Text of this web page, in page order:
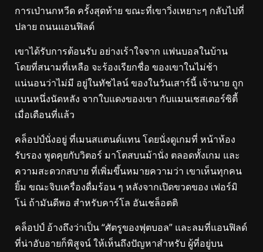
การเป่านกหวีด ครั้งสุดท้าย ขณะที่เขาวิ่งเหยาะๆ กลับไปที่
ปลาย ถนนแอนฟิลด์
เขาได้รับการต้อนรับ อย่างเร้าใจจาก แฟนบอลในบ้าน
โดยที่สนามที่เหลือ จะร้องเรียกชื่อ ของเขาในไม่ช้า
แน่นอนว่าไม่มี อยู่ในทัชไลน์ ของในวันเสาร์นี้ เจ้านาย ถูก
แบนหนึ่งนัดหลัง จากใบแดงของเขา กับแมนเชสเตอร์ซิตี้
เมื่อเดือนที่แล้ว
คล็อปป์นั่งอยู่ ที่เมนสแตนด์แทน โดยนั่งดูเกมที่ หน้าห้อง
รับรอง พูดคุยกับวิตอร์ มาโตสบนม้านั่ง ตลอดทั้งเกม และ
ความสะดวกสบาย ที่เพิ่มขึ้นหมายความว่า เขาเห็นทุกคน
ยิ้ม ขณะจิบเครื่องดื่มร้อน ๆ หลังจากเปิดขวดของ เฟอร์มิ
โน่ ถ้ามันดีพอ สำหรับคาร์โล อันเชล็อตติ
คล็อปป์ อ้างถึงว่าเป็น “ศัตรูของฟุตบอล” และลมที่แอนฟิลด์
ที่น่าอับอายก็พิสูจน์ ให้เห็นถึงปัญหาสำหรับ ผู้ที่อยู่บน